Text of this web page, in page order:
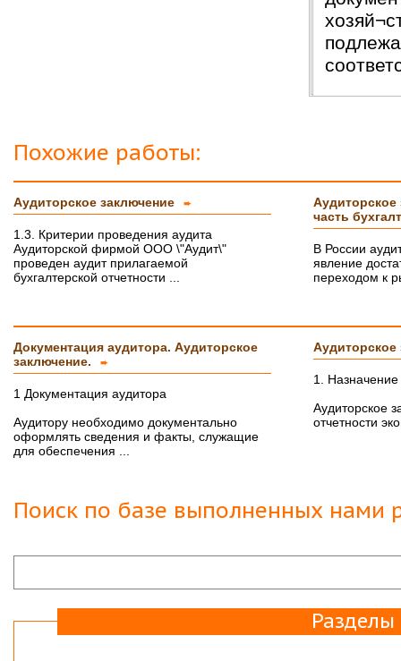
Похожие работы:
Аудиторское заключение ➨
1.3. Критерии проведения аудита
Аудиторской фирмой ООО \"Аудит\"
проведен аудит прилагаемой
бухгалтерской отчетности ...
Аудиторское
часть
В России
явление
переходом к
Документация аудитора. Аудиторское
заключение.
➨
1 Документация аудитора
Аудитору необходимо документально
оформлять сведения и факты, служащие
для обеспечения ...
1. Назначение
Аудиторское
отчетности
Поиск по базе выполненных нами